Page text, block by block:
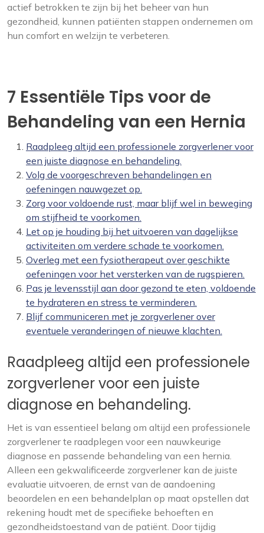
actief betrokken te zijn bij het beheer van hun
gezondheid, kunnen patiënten stappen ondernemen om
hun comfort en welzijn te verbeteren.
7 Essentiële Tips voor de
Behandeling van een Hernia
Raadpleeg altijd een professionele zorgverlener voor
een juiste diagnose en behandeling.
Volg de voorgeschreven behandelingen en
oefeningen nauwgezet op.
Zorg voor voldoende rust, maar blijf wel in beweging
om stijfheid te voorkomen.
Let op je houding bij het uitvoeren van dagelijkse
activiteiten om verdere schade te voorkomen.
Overleg met een fysiotherapeut over geschikte
oefeningen voor het versterken van de rugspieren.
Pas je levensstijl aan door gezond te eten, voldoende
te hydrateren en stress te verminderen.
Blijf communiceren met je zorgverlener over
eventuele veranderingen of nieuwe klachten.
Raadpleeg altijd een professionele
zorgverlener voor een juiste
diagnose en behandeling.
Het is van essentieel belang om altijd een professionele
zorgverlener te raadplegen voor een nauwkeurige
diagnose en passende behandeling van een hernia.
Alleen een gekwalificeerde zorgverlener kan de juiste
evaluatie uitvoeren, de ernst van de aandoening
beoordelen en een behandelplan op maat opstellen dat
rekening houdt met de specifieke behoeften en
gezondheidstoestand van de patiënt. Door tijdig